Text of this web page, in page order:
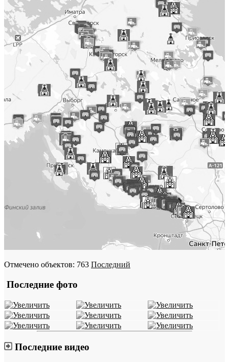
Отмечено объектов: 763 Последний
Последние фото
Последние видео